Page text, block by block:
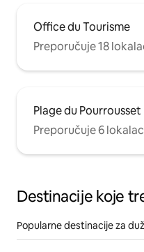
Office du Tourisme
Preporučuje 18
Plage du Pourrousset
Preporučuje 6
Destinacije koje
Popularne destinacije za